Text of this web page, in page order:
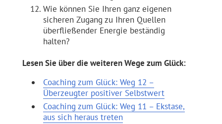
Wie können Sie Ihren ganz eigenen
sicheren Zugang zu Ihren Quellen
überfließender Energie beständig
halten?
Lesen Sie über die weiteren Wege zum Glück:
Coaching zum Glück: Weg 12 –
Überzeugter positiver Selbstwert
Coaching zum Glück: Weg 11 – Ekstase,
aus sich heraus treten